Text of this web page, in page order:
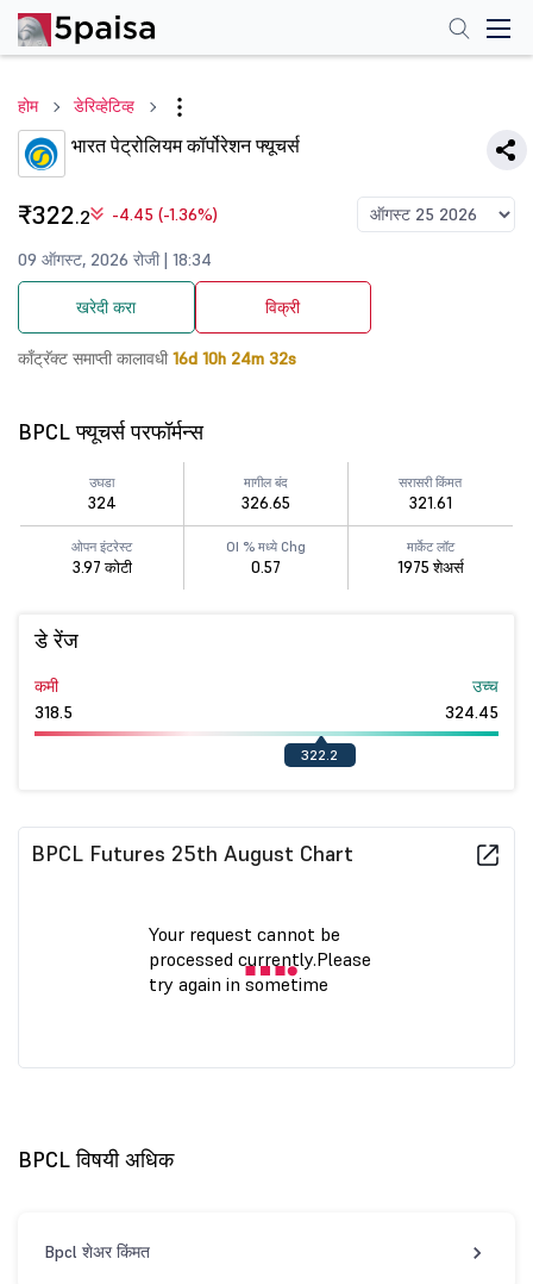
होम डेरिव्हेटिव्ह
भारत पेट्रोलियम कॉर्पोरेशन फ्यूचर्स
₹322.2 -4.45 (-1.36%)
09 ऑगस्ट, 2026 रोजी | 18:34
खरेदी करा विक्री
काँट्रॅक्ट समाप्ती कालावधी16d 10h 24m 32s
BPCL फ्यूचर्स परफॉर्मन्स
उघडा
324
मागील बंद
326.65
सरासरी किंमत
321.61
ओपन इंटरेस्ट
3.97 कोटी
OI % मध्ये Chg
0.57
मार्केट लॉट
1975 शेअर्स
डे रेंज
कमी
318.5
322.2
उच्च
324.45
BPCL Futures 25th August Chart
BPCL विषयी अधिक
Bpcl शेअर किंमत